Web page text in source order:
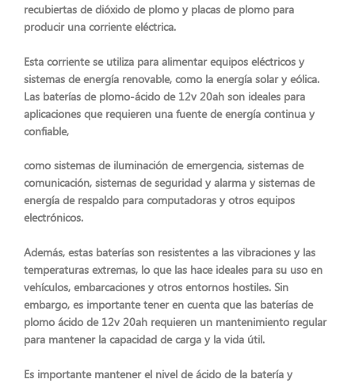
recubiertas de dióxido de plomo y placas de plomo para
producir una corriente eléctrica.
Esta corriente se utiliza para alimentar equipos eléctricos y
sistemas de energía renovable, como la energía solar y eólica.
Las baterías de plomo-ácido de 12v 20ah son ideales para
aplicaciones que requieren una fuente de energía continua y
confiable,
como sistemas de iluminación de emergencia, sistemas de
comunicación, sistemas de seguridad y alarma y sistemas de
energía de respaldo para computadoras y otros equipos
electrónicos.
Además, estas baterías son resistentes a las vibraciones y las
temperaturas extremas, lo que las hace ideales para su uso en
vehículos, embarcaciones y otros entornos hostiles. Sin
embargo, es importante tener en cuenta que las baterías de
plomo ácido de 12v 20ah requieren un mantenimiento regular
para mantener la capacidad de carga y la vida útil.
Es importante mantener el nivel de ácido de la batería y